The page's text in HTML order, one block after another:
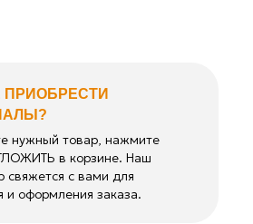
нужный товар, нажмите
в корзине. Наш
с вами для
и оформления заказа.
ПРИОБРЕСТИ